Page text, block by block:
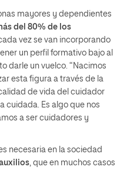
mayores y dependientes
del 80% de los
vez se van incorporando
un perfil formativo bajo al
darle un vuelco. “Nacimos
esta figura a través de la
de vida del cuidador
cuidada. Es algo que nos
a ser cuidadores y
necesaria en la sociedad
, que en muchos casos